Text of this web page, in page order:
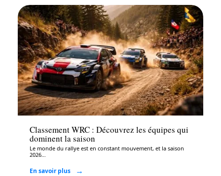
Auto
Classement WRC : Découvrez les équipes qui
dominent la saison
Le monde du rallye est en constant mouvement, et la saison
2026…
En savoir plus